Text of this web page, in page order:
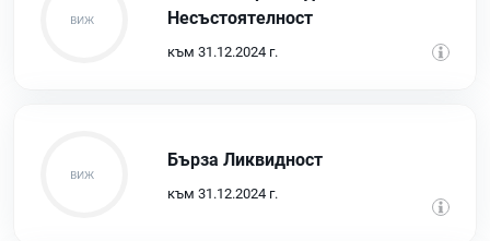
Несъстоятелност
към 31.12.2024 г.
Бърза Ликвидност
към 31.12.2024 г.